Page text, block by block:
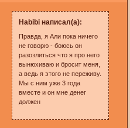
Habibi написал(а):
Правда, я Али пока ничего
не говорю - боюсь он
разозлиться что я про него
вынюхиваю и бросит меня,
а ведь я этого не переживу.
Мы с ним уже 3 года
вместе и он мне денег
должен